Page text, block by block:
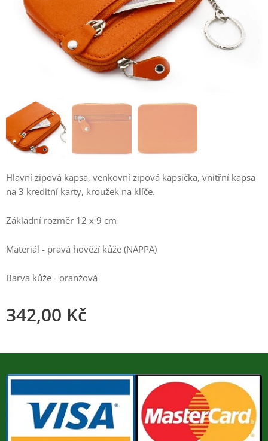
Hlavní zipová kapsa, venkovní zipová kapsička, vnitřní kapsa
na 3 kreditní karty, kroužek na klíče.
Základní rozměr 12 x 9 cm
Materiál - pravá hovězí kůže (NAPPA)
Barva kůže - oranžová
342,00 Kč